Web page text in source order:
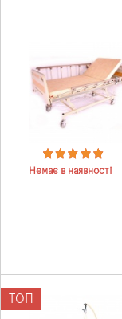
Немає в наявності
ТОП